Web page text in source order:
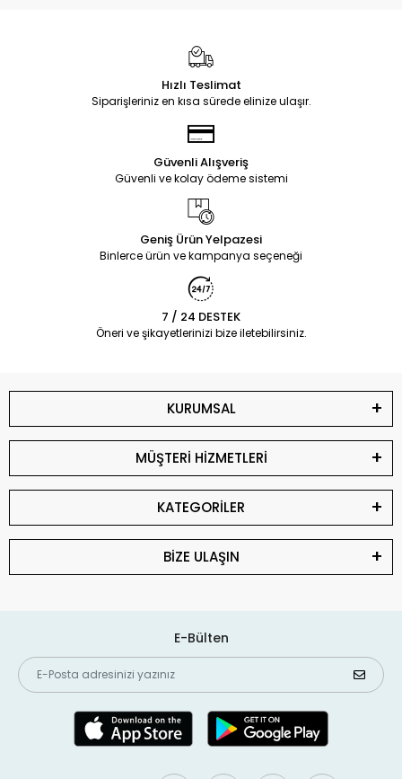
Hızlı Teslimat
Siparişleriniz en kısa sürede elinize ulaşır.
Güvenli Alışveriş
Güvenli ve kolay ödeme sistemi
Geniş Ürün Yelpazesi
Binlerce ürün ve kampanya seçeneği
7 / 24 DESTEK
Öneri ve şikayetlerinizi bize iletebilirsiniz.
KURUMSAL
MÜŞTERİ HİZMETLERİ
KATEGORİLER
BİZE ULAŞIN
E-Bülten